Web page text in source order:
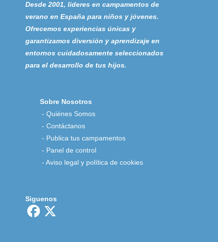
Desde 2001, líderes en campamentos de
verano en España para niños y jóvenes.
Ofrecemos experiencias únicas y
garantizamos diversión y aprendizaje en
entornos cuidadosamente seleccionados
para el desarrollo de tus hijos.
Sobre Nosotros
-Quiénes Somos
-Contáctanos
- Publica tus campamentos
- Panel de control
-Aviso legal y política de cookies
Siguenos